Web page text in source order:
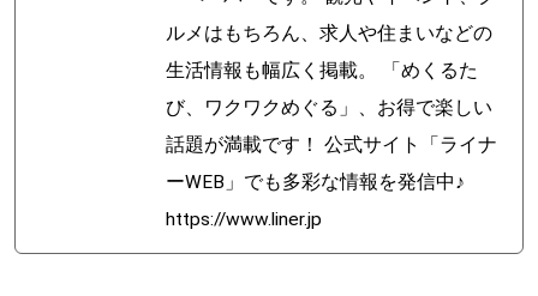
ルメはもちろん、求人や住まいなどの
生活情報も幅広く掲載。 「めくるた
び、ワクワクめぐる」、お得で楽しい
話題が満載です！ 公式サイト「ライナ
ーWEB」でも多彩な情報を発信中♪
https://www.liner.jp